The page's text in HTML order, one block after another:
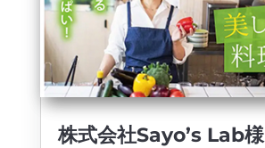
株式会社Sayo’s Lab様